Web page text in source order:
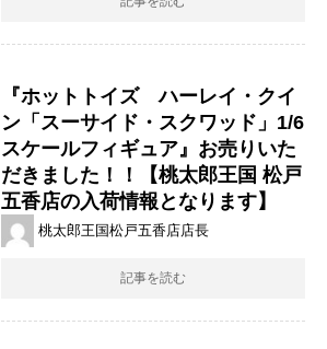
『ホットトイズ ハーレイ・クイ
ン「スーサイド・スクワッド」1/6
スケールフィギュア』お売りいた
だきました！！【桃太郎王国 松戸
五香店の入荷情報となります】
桃太郎王国松戸五香店店長
記事を読む